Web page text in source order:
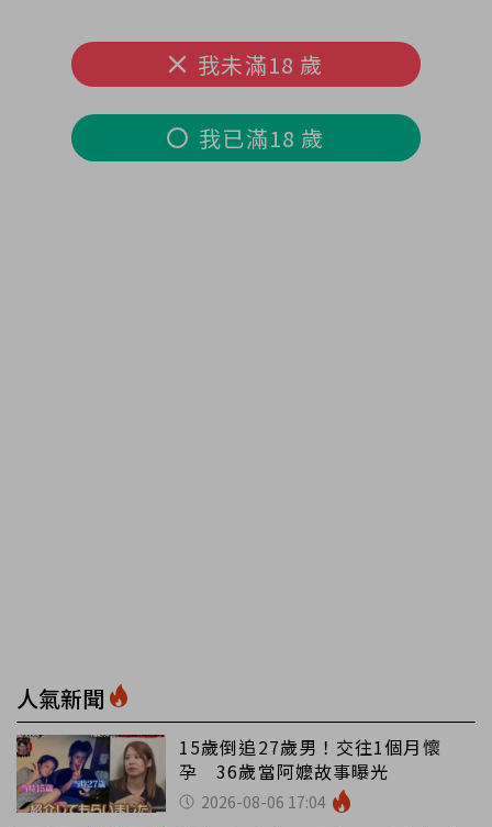
我未滿18 歲
我已滿18 歲
人氣新聞
15歲倒追27歲男！交往1個月懷
孕 36歲當阿嬤故事曝光
2026-08-06 17:04